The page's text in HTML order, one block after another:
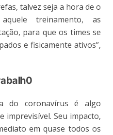
talvez seja a hora de o
treinamento, as
para que os times se
e fisicamente ativos”,
do coronavírus é algo
imprevisível. Seu impacto,
em quase todos os